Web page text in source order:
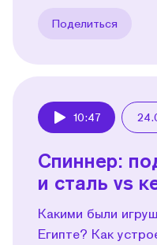
Поделиться
10:47
Спиннер:
и сталь vs
Какими были
Египте? Как